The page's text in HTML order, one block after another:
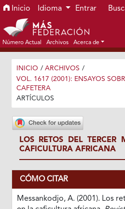
Ir al menú de navegación principal
Ir al contenido principal
Ir al pie de página del sitio
Inicio Idioma Entrar
Número Actual Archivos Acerca de
INICIO / ARCHIVOS /
VOL. 1617 (2001): ENSAYOS
CAFETERA
ARTÍCULOS
LOS RETOS DEL
CAFICULTURA AFRICANA
CÓMO CITAR
Messankodjo, A. (2001). Los